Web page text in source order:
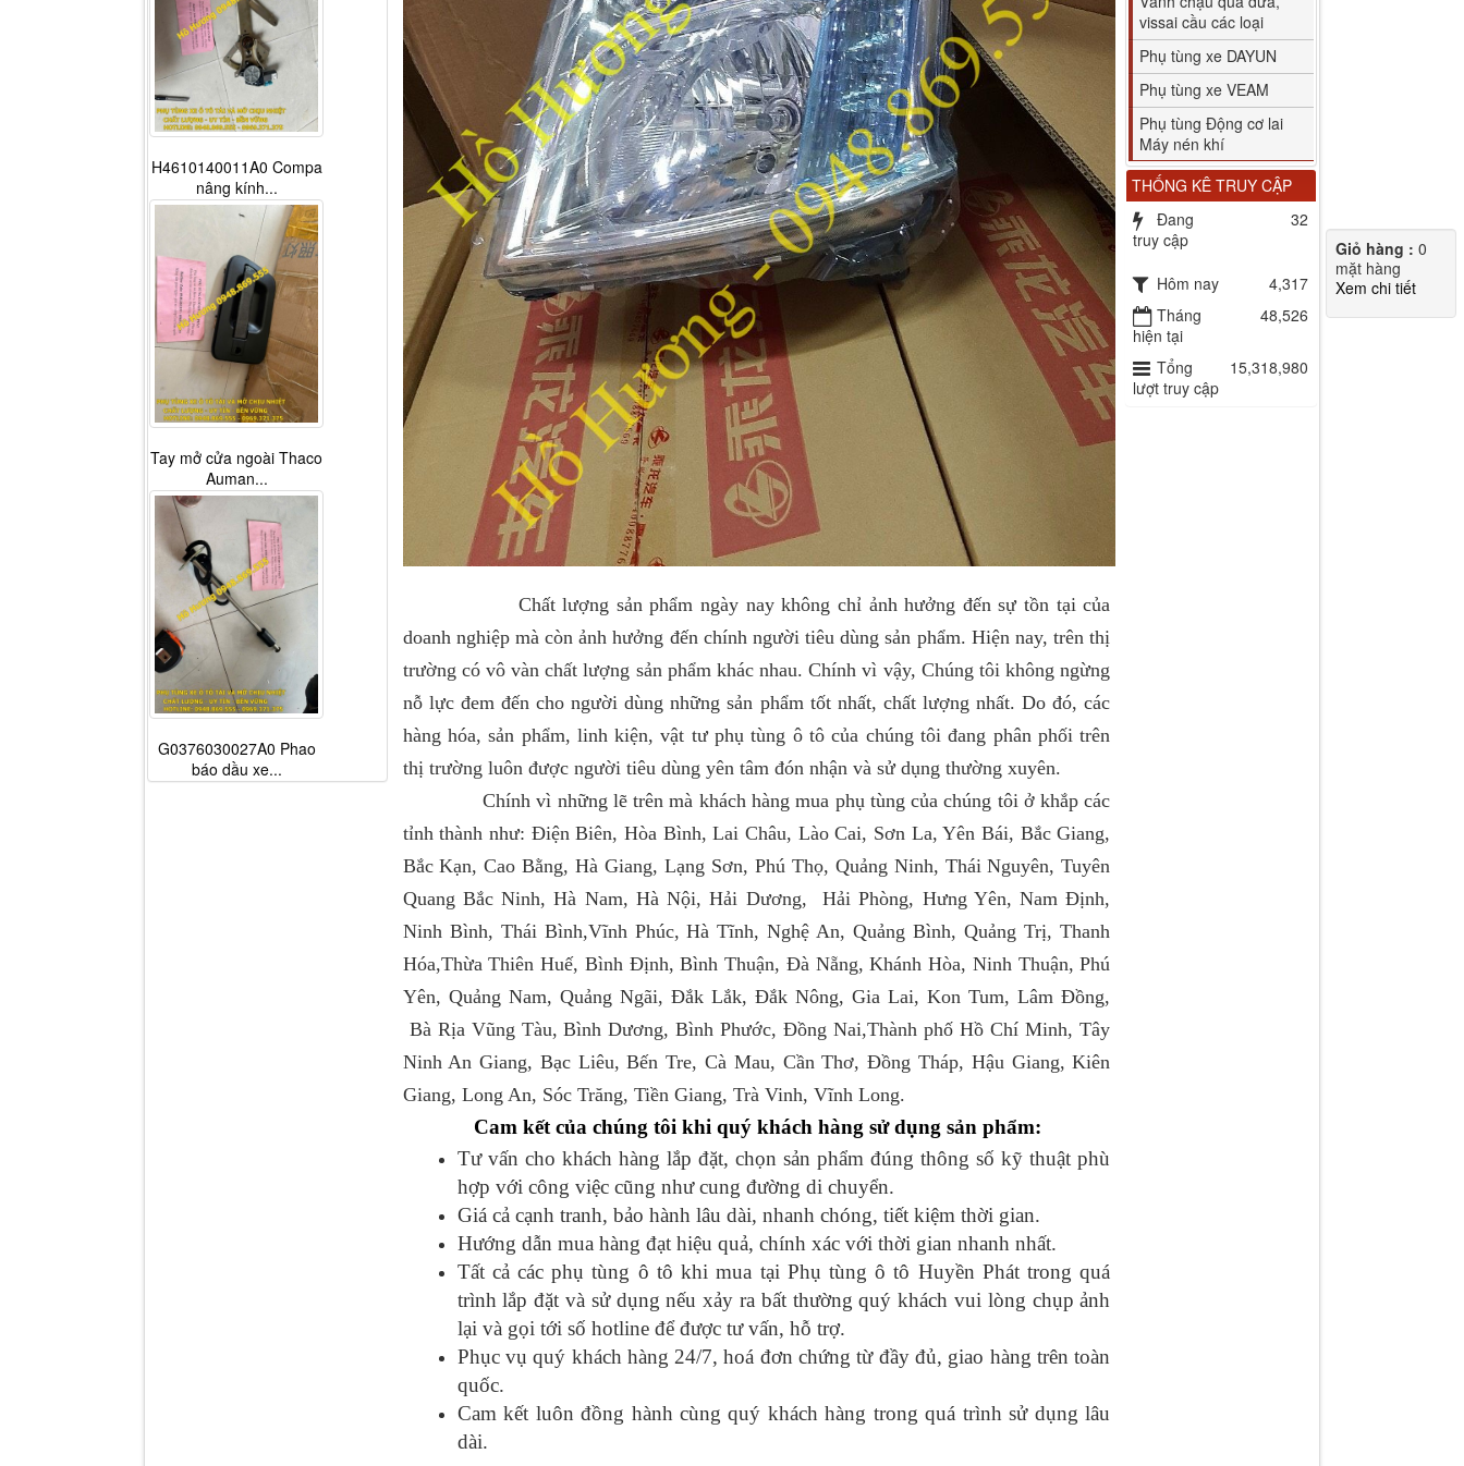
Chất lượng sản phẩm ngày nay không chỉ ảnh hưởng đến sự tồn tại của
doanh nghiệp mà còn ảnh hưởng đến chính người tiêu dùng sản phẩm. Hiện nay, trên thị
trường có vô vàn chất lượng sản phẩm khác nhau. Chính vì vậy, Chúng tôi không ngừng
nỗ lực đem đến cho người dùng những sản phẩm tốt nhất, chất lượng nhất. Do đó, các
hàng hóa, sản phẩm, linh kiện, vật tư phụ tùng ô tô của chúng tôi đang phân phối trên
thị trường luôn được người tiêu dùng yên tâm đón nhận và sử dụng thường xuyên.
Chính vì những lẽ trên mà khách hàng mua phụ tùng của chúng tôi ở khắp các
tỉnh thành như: Điện Biên, Hòa Bình, Lai Châu, Lào Cai, Sơn La, Yên Bái, Bắc Giang,
Bắc Kạn, Cao Bằng, Hà Giang, Lạng Sơn, Phú Thọ, Quảng Ninh, Thái Nguyên, Tuyên
Quang Bắc Ninh, Hà Nam, Hà Nội, Hải Dương, Hải Phòng, Hưng Yên, Nam Định,
Ninh Bình, Thái Bình,Vĩnh Phúc, Hà Tĩnh, Nghệ An, Quảng Bình, Quảng Trị, Thanh
Hóa,Thừa Thiên Huế, Bình Định, Bình Thuận, Đà Nẵng, Khánh Hòa, Ninh Thuận, Phú
Yên, Quảng Nam, Quảng Ngãi, Đắk Lắk, Đắk Nông, Gia Lai, Kon Tum, Lâm Đồng,
Bà Rịa Vũng Tàu, Bình Dương, Bình Phước, Đồng Nai,Thành phố Hồ Chí Minh, Tây
Ninh An Giang, Bạc Liêu, Bến Tre, Cà Mau, Cần Thơ, Đồng Tháp, Hậu Giang, Kiên
Giang, Long An, Sóc Trăng, Tiền Giang, Trà Vinh, Vĩnh Long.
Cam kết của chúng tôi khi quý khách hàng sử dụng sản phẩm:
Tư vấn cho khách hàng lắp đặt, chọn sản phẩm đúng thông số kỹ thuật phù
hợp với công việc cũng như cung đường di chuyển.
Giá cả cạnh tranh, bảo hành lâu dài, nhanh chóng, tiết kiệm thời gian.
Hướng dẫn mua hàng đạt hiệu quả, chính xác với thời gian nhanh nhất.
Tất cả các phụ tùng ô tô khi mua tại Phụ tùng ô tô Huyền Phát trong quá
trình lắp đặt và sử dụng nếu xảy ra bất thường quý khách vui lòng chụp ảnh
lại và gọi tới số hotline để được tư vấn, hỗ trợ.
Phục vụ quý khách hàng 24/7, hoá đơn chứng từ đầy đủ, giao hàng trên toàn
quốc.
Cam kết luôn đồng hành cùng quý khách hàng trong quá trình sử dụng lâu
dài.
vissai cầu các loại
Phụ tùng xe DAYUN
Phụ tùng xe VEAM
Phụ tùng Động cơ lai
Máy nén khí
THỐNG KÊ TRUY CẬP
Đang
truy cập
32
Hôm nay
4,317
Tháng
hiện tại
48,526
Tổng
lượt truy cập
15,318,980
H4610140011A0 Compa
nâng kính...
Tay mở cửa ngoài Thaco
Auman...
G0376030027A0 Phao
báo dầu xe...
Giỏ hàng : 0
mặt hàng
Xem chi tiết